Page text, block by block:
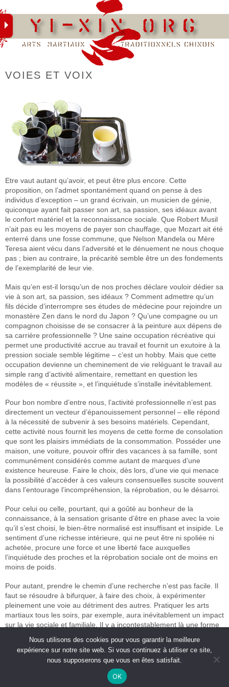
to
content
VOIES ET VOIX
Etre vaut autant qu’avoir, et peut être plus encore. Cette
proposition, on l’admet spontanément quand on pense à des
individus d’exception – un grand écrivain, un musicien de génie,
quiconque ayant fait passer son art, sa passion, ses idéaux avant
le confort matériel et la reconnaissance sociale. Que Robert Musil
n’ait pas eu les moyens de payer son chauffage, que Mozart ait été
enterré dans une fosse commune, que Nelson Mandela ou Mère
Teresa aient vécu dans l’adversité et le dénuement ne nous choque
pas ; bien au contraire, la précarité semble être un des fondements
de l’exemplarité de leur vie.
Mais qu’en est-il lorsqu’un de nos proches déclare vouloir dédier sa
vie à son art, sa passion, ses idéaux ? Comment admettre qu’un
fils décide d’interrompre ses études de médecine pour rejoindre un
monastère Zen dans le nord du Japon ? Qu’une compagne ou un
compagnon choisisse de se consacrer à la peinture aux dépens de
sa carrière professionnelle ? Une saine occupation récréative qui
permet une productivité accrue au travail et fournit un exutoire à la
pression sociale semble légitime – c’est un hobby. Mais que cette
occupation devienne un cheminement de vie reléguant le travail au
simple rang d’activité alimentaire, remettant en question les
modèles de « réussite », et l’inquiétude s’installe inévitablement.
Pour bon nombre d’entre nous, l’activité professionnelle n’est pas
directement un vecteur d’épanouissement personnel – elle répond
à la nécessité de subvenir à ses besoins matériels. Cependant,
cette activité nous fournit les moyens de cette forme de consolation
que sont les plaisirs immédiats de la consommation. Posséder une
maison, une voiture, pouvoir offrir des vacances à sa famille, sont
communément considérés comme autant de marques d’une
existence heureuse. Faire le choix, dès lors, d’une vie qui menace
la possibilité d’accéder à ces valeurs consensuelles suscite souvent
dans l’entourage l’incompréhension, la réprobation, ou le désarroi.
Pour celui ou celle, pourtant, qui a goûté au bonheur de la
connaissance, à la sensation grisante d’être en phase avec la voie
qu’il s’est choisi, le bien-être normalisé est insuffisant et insipide. Le
sentiment d’une richesse intérieure, qui ne peut être ni spoliée ni
achetée, procure une force et une liberté face auxquelles
l’inquiétude des proches et la réprobation sociale ont de moins en
moins de poids.
Pour autant, prendre le chemin d’une recherche n’est pas facile. Il
faut se résoudre à bifurquer, à faire des choix, à expérimenter
pleinement une voie au détriment des autres. Pratiquer les arts
martiaux tous les soirs, par exemple, aura inévitablement un impact
sur la vie sociale et familiale. Il y a incontestablement là une forme
social ni une dérive sectaire, c’est un engagement personnel –
souvent même bénéfique aux proches et à la société – dans une
notion différente du bonheur.
Nous utilisons des cookies pour vous garantir la meilleure
expérience sur notre site web. Si vous continuez à utiliser ce site,
nous supposerons que vous en êtes satisfait.
OK